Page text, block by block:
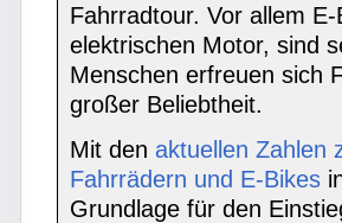
Fahrradtour. Vor allem
elektrischen Motor, sind
Menschen erfreuen sich
großer Beliebtheit.
Mit den aktuellen Zahlen
Fahrrädern und E-Bikes
Grundlage für den